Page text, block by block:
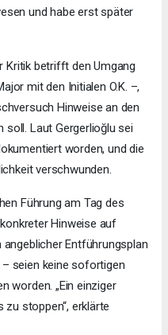
und habe erst später
Kritik betrifft den Umgang
mit den Initialen O.K. –,
Hinweise an den
soll. Laut Gergerlioğlu sei
worden, und die
verschwunden.
Führung am Tag des
Hinweise auf
Entführungsplan
– seien keine sofortigen
worden. „Ein einziger
stoppen“, erklärte